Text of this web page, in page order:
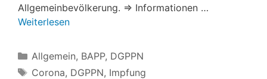
Allgemeinbevölkerung. ⇒ Informationen …
Weiterlesen
Kategorien
Allgemein, BAPP, DGPPN
Schlagwörter
Corona, DGPPN, Impfung